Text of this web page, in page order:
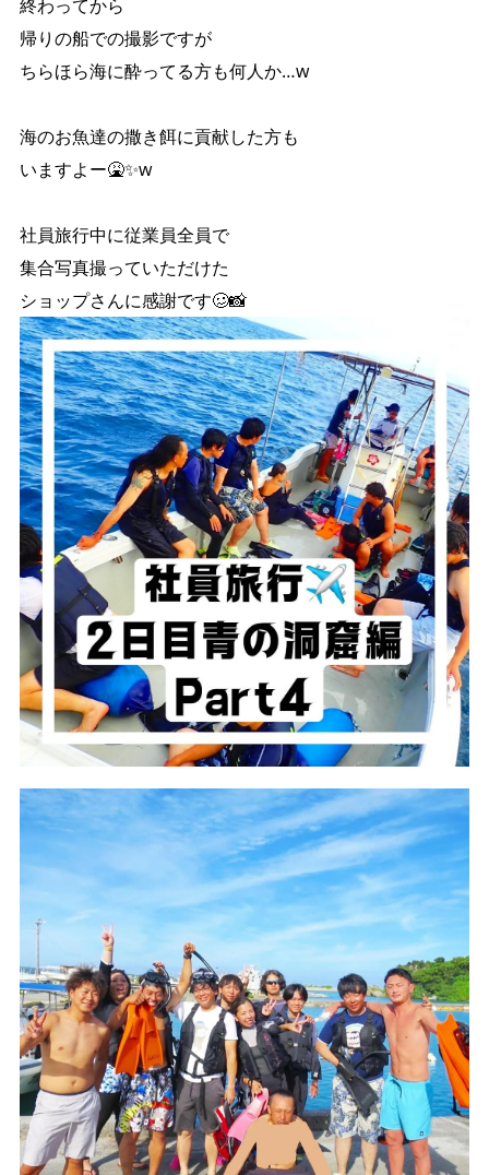
終わってから
帰りの船での撮影ですが
ちらほら海に酔ってる方も何人か…w
海のお魚達の撒き餌に貢献した方も
いますよー🤮✨w
社員旅行中に従業員全員で
集合写真撮っていただけた
ショップさんに感謝です🥴📸